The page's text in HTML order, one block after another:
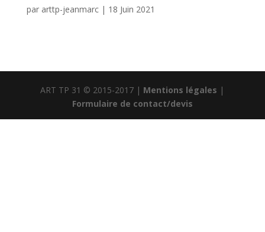
par arttp-jeanmarc| 18 Juin 2021
ART TP 31 © 2015-2017 | Mentions légales |
Formulaire de contact/devis